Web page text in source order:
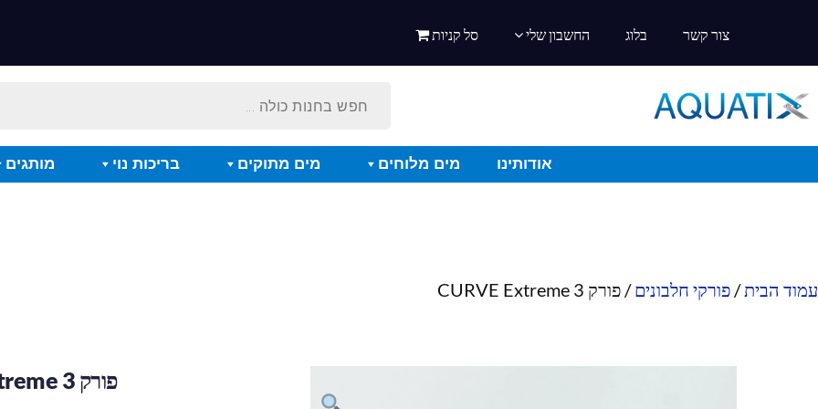
צור קשר בלוג החשבון שלי סל קניות
אודותינו מים מלוחים מים מתוקים בריכות נוי מותגים
עמוד הבית/פורקי חלבונים/ פורק CURVE Extreme 3
פורק CURVE Extreme 3